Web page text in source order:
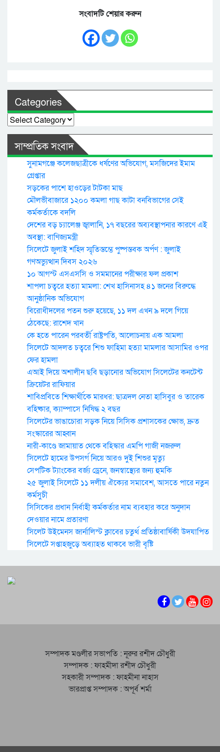
সংবাদটি শেয়ার করুন
Categories
Categories
সাম্প্রতিক সংবাদ
সুনামগঞ্জে কলেজছাত্রীকে ধর্ষণের অভিযোগ, মসজিদের ইমাম
গ্রেপ্তার
সড়কের পাশে হাওড়ের টাটকা মাছ
মৌলভীবাজারে ১২০০ কমলা গাছ কাটা বনবিভাগের সেই
কর্মকর্তাকে বদলি
দেশের বড় চ্যালেঞ্জ জ্বালানি, ১৭ বছরের অব্যবস্থাপনার কারণে এই
অবস্থা: বাণিজ্যমন্ত্রী
সিলেটে জুলাই শহিদ স্মৃতিস্তম্ভে পুষ্পস্তবক অর্পণ : জুলাই
গণঅভ্যুত্থান দিবস ২০২৬
১০ আগস্ট এসএসসি ও সমমানের পরীক্ষার ফল প্রকাশ
শাপলা চত্বরে হত্যা মামলা: শেখ হাসিনাসহ ৪১ জনের বিরুদ্ধে
আনুষ্ঠানিক অভিযোগ
বিরোধীদলের পতন শুরু হয়েছে, ১১ দল এখন ৯ দলে গিয়ে
ঠেকেছে: রাশেদ খান
কে হতে পারেন পরবর্তী রাষ্ট্রপতি, আলোচনায় এক আমলা
সিলেটে আদলত চত্বরে শিশু ফাহিমা হত্যা মামলার আসামির ওপর
ফের হামলা
এআই দিয়ে অশালীন ছবি ছড়ানোর অভিযোগ সিলেটের কনটেন্ট
ক্রিয়েটর রাফিয়ার
শাবিপ্রবিতে শিক্ষার্থীকে মারধর: ছাত্রদল নেতা হাসিবুর ও তারেক
বহিষ্কার, ক্যাম্পাসে নিষিদ্ধ ২ বছর
সিলেটের ভাঙাচোরা সড়ক নিয়ে সিসিক প্রশাসকের ক্ষোভ, দ্রুত
সংস্কারের আহ্বান
নারী-কাণ্ডে জামায়াত থেকে বহিস্কার এমপি গাজী নজরুল
সিলেটে হামের উপসর্গ নিয়ে আরও দুই শিশুর মৃত্যু
সেপটিক ট্যাংকের বর্জ্য ড্রেনে, জনস্বাস্থ্যের জন্য হুমকি
২৫ জুলাই সিলেটে ১১ দলীয় ঐক্যের সমাবেশ, আসতে পারে নতুন
কর্মসুচী
সিসিকের প্রধান নির্বাহী কর্মকর্তার নাম ব্যবহার করে অনুদান
দেওয়ার নামে প্রতারণা
সিলেট উইমেনস জার্নালিস্ট ক্লাবের চতুর্থ প্রতিষ্ঠাবার্ষিকী উদযাপিত
সিলেটে সপ্তাহজুড়ে অব্যাহত থাকবে ভারী বৃষ্টি
সম্পাদক মণ্ডলীর সভাপতি : নূরুর রশীদ চৌধুরী
সম্পাদক : ফাহমীদা রশীদ চৌধুরী
সহকারী সম্পাদক : ফাহমীনা নাহাস
ভারপ্রাপ্ত সম্পাদক : অপূর্ব শর্মা